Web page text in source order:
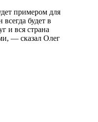
примером для
будет в
и вся страна
— сказал Олег